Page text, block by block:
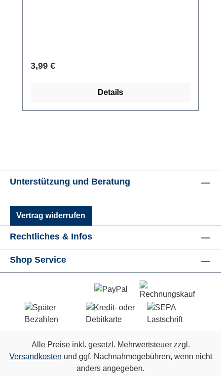
Regulärer Preis:
3,99 €
Details
Unterstützung und Beratung
Vertrag widerrufen
Rechtliches & Infos
Shop Service
Alle Preise inkl. gesetzl. Mehrwertsteuer zzgl.
Versandkosten und ggf. Nachnahmegebühren, wenn nicht
anders angegeben.